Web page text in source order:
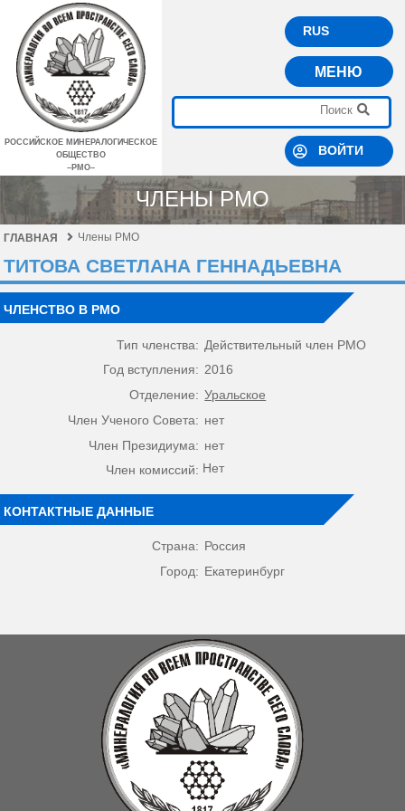
РОССИЙСКОЕ МИНЕРАЛОГИЧЕСКОЕ
ОБЩЕСТВО
–РМО–
RUS
МЕНЮ
ВОЙТИ
ЧЛЕНЫ РМО
ГЛАВНАЯ Члены РМО
ТИТОВА СВЕТЛАНА ГЕННАДЬЕВНА
ЧЛЕНСТВО В РМО
Тип членства: Действительный член РМО
Год вступления: 2016
Отделение: Уральское
Член Ученого Совета: нет
Член Президиума: нет
Член комиссий: Нет
КОНТАКТНЫЕ ДАННЫЕ
Страна: Россия
Город: Екатеринбург